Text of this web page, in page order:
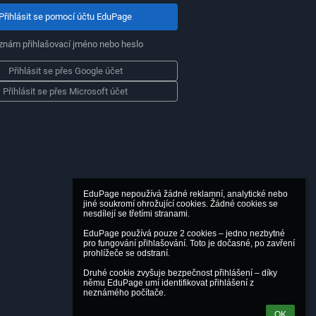
EduPage nepoužívá žádné reklamní, analytické nebo
jiné soukromí ohrožující cookies. Žádné cookies se
nesdílejí se třetími stranami.
EduPage používá pouze 2 cookies – jedno nezbytné
pro fungování přihlašování. Toto je dočasné, po zavření
prohlížeče se odstraní.
Druhé cookie zvyšuje bezpečnost přihlášení – díky
němu EduPage umí identifikovat přihlášení z
neznámého počítače.
Přihlásit se pomocí účtu EduPage
přihlašovací jméno nebo heslo
Přihlásit se přes Google účet
Přihlásit se přes Microsoft účet